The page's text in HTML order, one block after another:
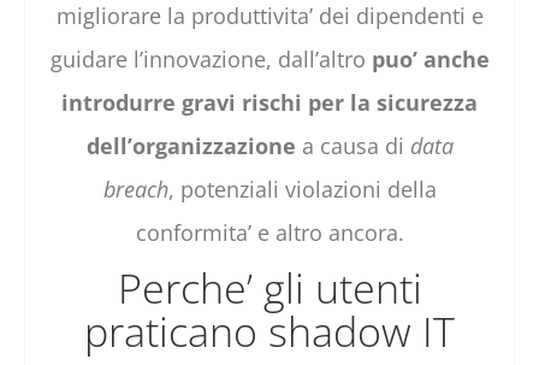
migliorare la produttivita’ dei dipendenti e
guidare l’innovazione, dall’altro puo’ anche
introdurre gravi rischi per la sicurezza
dell’organizzazione a causa di data
breach, potenziali violazioni della
conformita’ e altro ancora.
Perche’ gli utenti
praticano shadow IT